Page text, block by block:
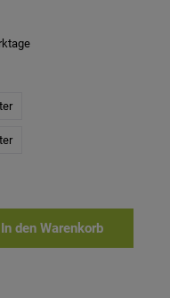
In den Warenkorb